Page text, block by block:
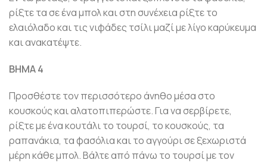
ρίξτε τα σε ένα μπολ και στη συνέχεια ρίξτε το
ελαιόλαδο και τις νιφάδες τσίλι μαζί με λίγο καρύκευμα
και ανακατέψτε.
ΒΗΜΑ 4
Προσθέστε τον περισσότερο άνηθο μέσα στο
κουσκούς και αλατοπιπερώστε. Για να σερβίρετε,
ρίξτε με ένα κουτάλι το τουρσί, το κουσκούς, τα
ραπανάκια, τα φασόλια και το αγγούρι σε ξεχωριστά
μέρη κάθε μπολ. Βάλτε από πάνω το τουρσί με τον